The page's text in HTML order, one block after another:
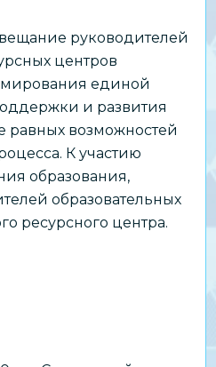
руководителей
центров
единой
и развития
равных возможностей
К участию
образования,
образовательных
ресурсного центра.